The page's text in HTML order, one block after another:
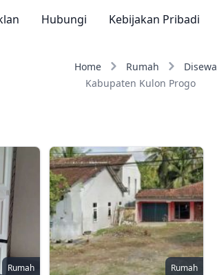
Hubungi Kebijakan Pribadi
Home Rumah Disewa
Kabupaten Kulon Progo
Rumah Rumah